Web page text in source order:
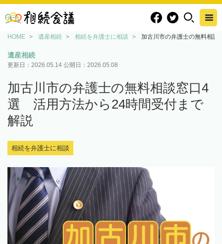
HOME 遺産相続 相続を弁護士に相談 加古川市の弁護士の無料相
遺産相続
更新日： 2026.05.14 公開日： 2026.05.08
加古川市の弁護士の無料相談窓口4
選 活用方法から24時間受付まで
解説
相続を弁護士に相談